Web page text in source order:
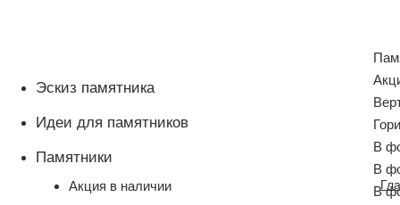
В
В
В
Эскиз памятника
Идеи для памятников
Памятники
Акция в наличии